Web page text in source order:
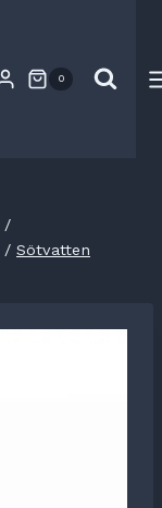
0
/
/ Sötvatten